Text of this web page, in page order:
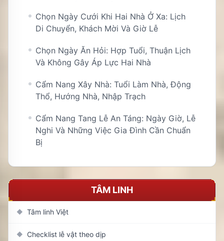
Chọn Ngày Cưới Khi Hai Nhà Ở Xa: Lịch
Di Chuyển, Khách Mời Và Giờ Lễ
Chọn Ngày Ăn Hỏi: Hợp Tuổi, Thuận Lịch
Và Không Gây Áp Lực Hai Nhà
Cẩm Nang Xây Nhà: Tuổi Làm Nhà, Động
Thổ, Hướng Nhà, Nhập Trạch
Cẩm Nang Tang Lễ An Táng: Ngày Giờ, Lễ
Nghi Và Những Việc Gia Đình Cần Chuẩn
Bị
TÂM LINH
◆ Tâm linh Việt
◆ Checklist lễ vật theo dịp